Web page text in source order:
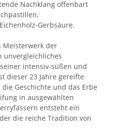
Nachklang offenbart
Gerbsäure.
Meisterwerk der
unvergleichliches
intensiv-süßen und
dieser 23 Jahre gereifte
Geschichte und das Erbe
in ausgewählten
entsteht ein
die reiche Tradition von